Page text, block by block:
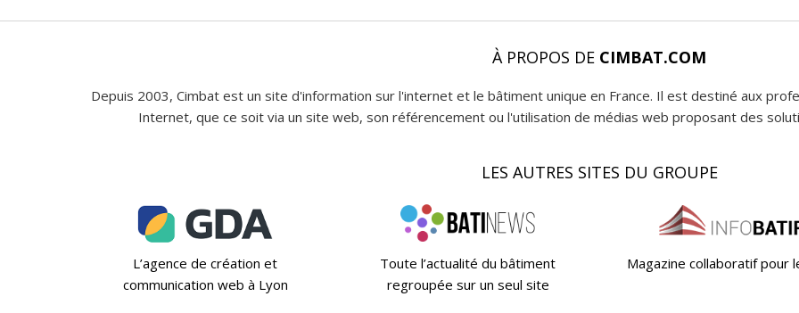
À PROPOS DE CIMBAT.COM
Depuis 2003, Cimbat est un site d'information sur l'internet et le bâtiment unique en France. Il est destiné aux
Internet, que ce soit via un site web, son référencement ou l'utilisation de médias web proposant des
LES AUTRES SITES DU GROUPE
L’agence de création et
communication web à Lyon
Toute l’actualité du bâtiment
regroupée sur un seul site
Magazine collaboratif pour